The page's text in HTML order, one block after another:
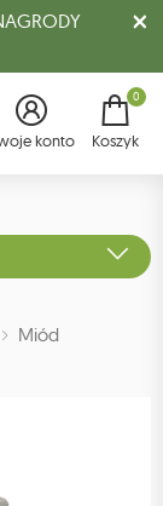
konto
0
Koszyk
Miód